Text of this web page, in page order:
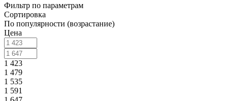
Фильтр по параметрам
Сортировка
По популярности (возрастание)
Цена
1 423
1 479
1 535
1 591